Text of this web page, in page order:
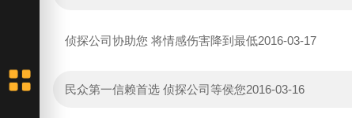
侦探公司协助您 将情感伤害降到最低2016-03-17
民众第一信赖首选 侦探公司等侯您2016-03-16